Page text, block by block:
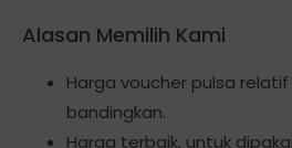
Alasan Memilih Kami
Harga voucher pulsa
bandingkan.
Harga terbaik, untuk